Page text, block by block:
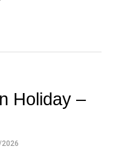
(e que a gente
no estúdio da
a ranger. É
passar.
Holiday –